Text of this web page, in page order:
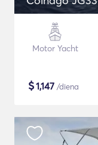
Motor Yacht
$1,147 /diena